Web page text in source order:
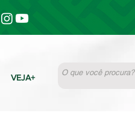
VEJA+